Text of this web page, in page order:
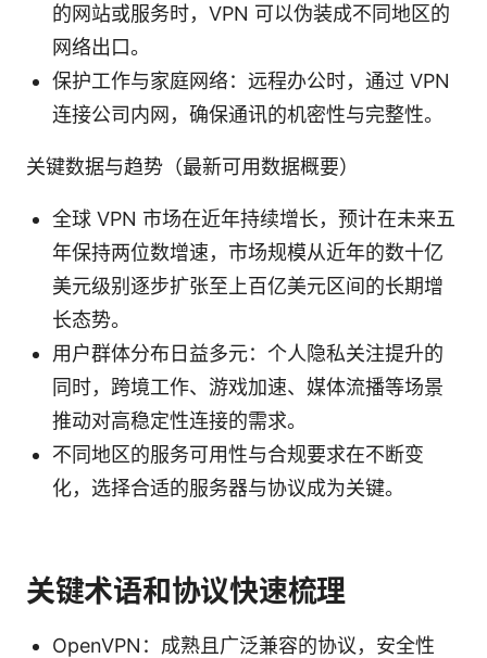
的网站或服务时，VPN 可以伪装成不同地区的
网络出口。
保护工作与家庭网络：远程办公时，通过 VPN
连接公司内网，确保通讯的机密性与完整性。
关键数据与趋势（最新可用数据概要）
全球 VPN 市场在近年持续增长，预计在未来五
年保持两位数增速，市场规模从近年的数十亿
美元级别逐步扩张至上百亿美元区间的长期增
长态势。
用户群体分布日益多元：个人隐私关注提升的
同时，跨境工作、游戏加速、媒体流播等场景
推动对高稳定性连接的需求。
不同地区的服务可用性与合规要求在不断变
化，选择合适的服务器与协议成为关键。
关键术语和协议快速梳理
OpenVPN：成熟且广泛兼容的协议，安全性